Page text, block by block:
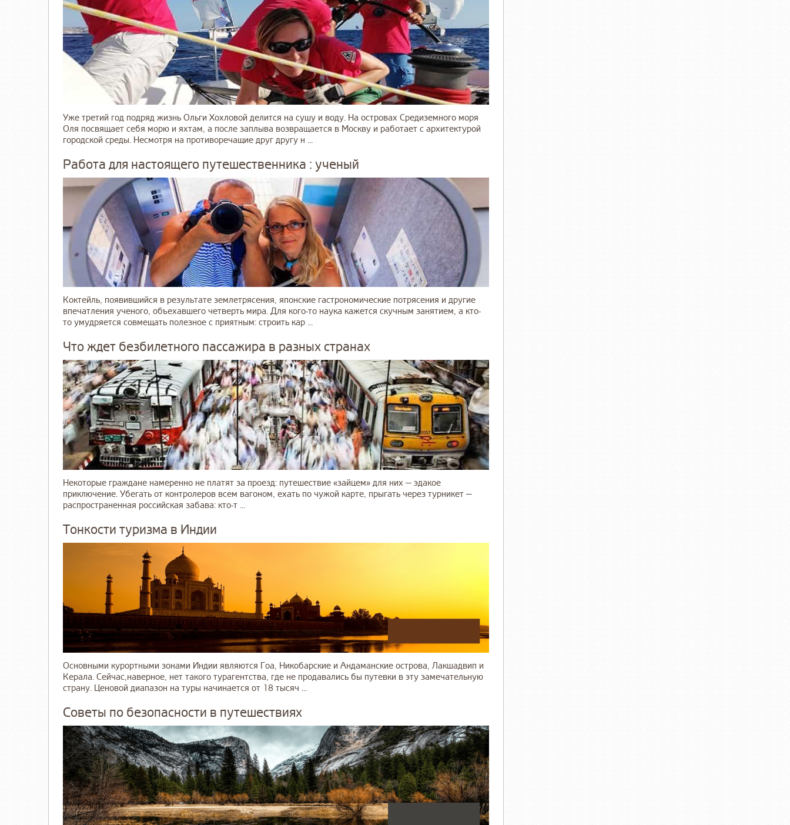
Уже третий год подряд жизнь Ольги Хохловой делится на сушу и воду. На островах Средиземного моря
Оля посвящает себя морю и яхтам, а после заплыва возвращается в Москву и работает с архитектурой
городской среды. Несмотря на противоречащие друг другу н ...
Работа для настоящего путешественника : ученый
Коктейль, появившийся в результате землетрясения, японские гастрономические потрясения и другие
впечатления ученого, объехавшего четверть мира. Для кого-то наука кажется скучным занятием, а кто-
то умудряется совмещать полезное с приятным: строить кар ...
Что ждет безбилетного пассажира в разных странах
Некоторые граждане намеренно не платят за проезд: путешествие «зайцем» для них — эдакое
приключение. Убегать от контролеров всем вагоном, ехать по чужой карте, прыгать через турникет —
распространенная российская забава: кто-т ...
Тонкости туризма в Индии
Основными курортными зонами Индии являются Гоа, Никобарские и Андаманские острова, Лакшадвип и
Керала. Сейчас,наверное, нет такого турагентства, где не продавались бы путевки в эту замечательную
страну. Ценовой диапазон на туры начинается от 18 тысяч ...
Советы по безопасности в путешествиях